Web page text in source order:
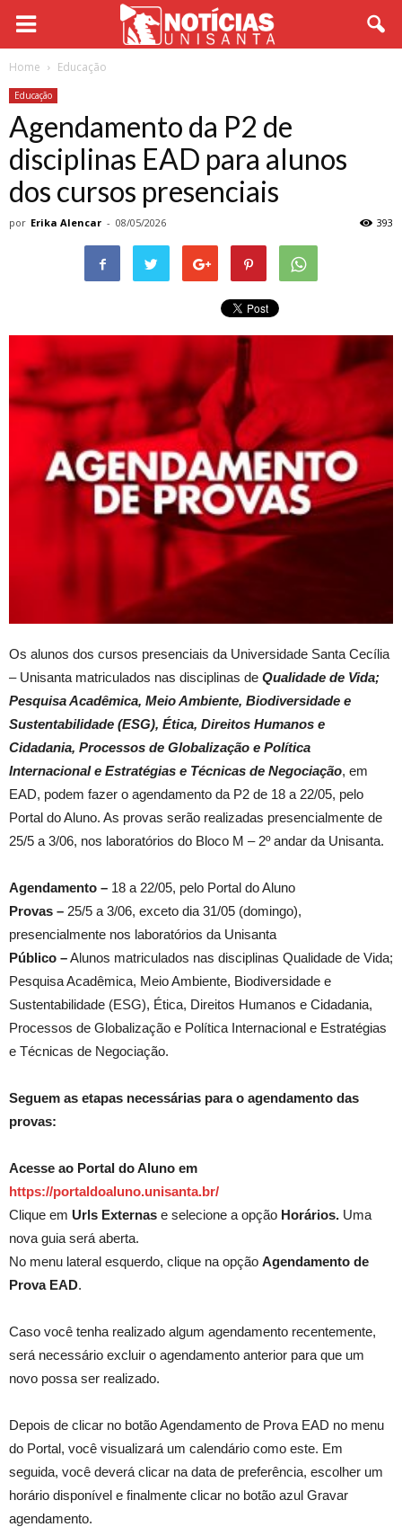
Home Educação
Educação
Agendamento da P2 de
disciplinas EAD para alunos
dos cursos presenciais
por Erika Alencar - 08/05/2026 393
Os alunos dos cursos presenciais da Universidade Santa Cecília
– Unisanta matriculados nas disciplinas de Qualidade de Vida;
Pesquisa Acadêmica, Meio Ambiente, Biodiversidade e
Sustentabilidade (ESG), Ética, Direitos Humanos e
Cidadania, Processos de Globalização e Política
Internacional e Estratégias e Técnicas de Negociação, em
EAD, podem fazer o agendamento da P2 de 18 a 22/05, pelo
Portal do Aluno. As provas serão realizadas presencialmente de
25/5 a 3/06, nos laboratórios do Bloco M – 2º andar da Unisanta.
Agendamento – 18 a 22/05, pelo Portal do Aluno
Provas – 25/5 a 3/06, exceto dia 31/05 (domingo),
presencialmente nos laboratórios da Unisanta
Público –Alunos matriculados nas disciplinas Qualidade de Vida;
Pesquisa Acadêmica, Meio Ambiente, Biodiversidade e
Sustentabilidade (ESG), Ética, Direitos Humanos e Cidadania,
Processos de Globalização e Política Internacional e Estratégias
e Técnicas de Negociação.
Seguem as etapas necessárias para o agendamento das
provas:
Acesse ao Portal do Aluno em
https://portaldoaluno.unisanta.br/
Clique em Urls Externas e selecione a opção Horários. Uma
nova guia será aberta.
No menu lateral esquerdo, clique na opção Agendamento de
Prova EAD.
Caso você tenha realizado algum agendamento recentemente,
será necessário excluir o agendamento anterior para que um
novo possa ser realizado.
Depois de clicar no botão Agendamento de Prova EAD no menu
do Portal, você visualizará um calendário como este. Em
seguida, você deverá clicar na data de preferência, escolher um
horário disponível e finalmente clicar no botão azul Gravar
agendamento.